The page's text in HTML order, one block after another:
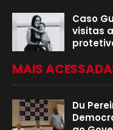
Caso
visitas
MAIS
Du